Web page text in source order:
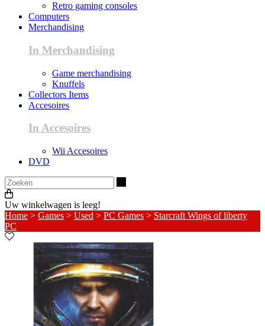
Retro gaming consoles
Computers
Merchandising
In Merchandising
Game merchandising
Knuffels
Collectors Items
Accesoires
In Accesoires
Wii Accesoires
DVD
Uw winkelwagen is leeg!
Home > Games > Used > PC Games > Starcraft Wings of liberty
PC